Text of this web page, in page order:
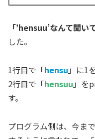
「’hensuu’なんて聞い
した。
1行目で「hensu 」に1
2行目で「hensuu 」を
す。
プログラム側は、今ま